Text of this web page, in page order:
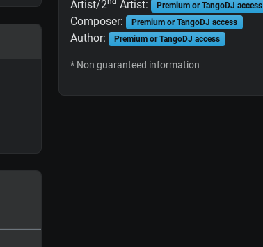
Artist/2 Artist: Premium or TangoDJ access
Composer: Premium or TangoDJ access
Author: Premium or TangoDJ access
* Non guaranteed information